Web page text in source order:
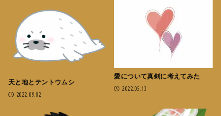
天と地とテントウムシ
2022.09.02
愛について真剣に考えてみた
2022.05.13